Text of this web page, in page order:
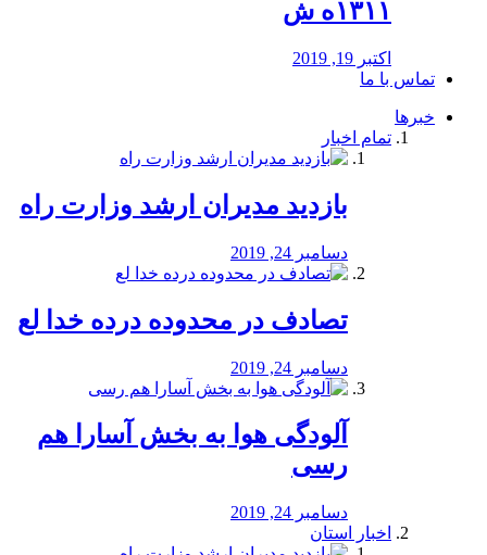
۱۳۱۱ه ش
اکتبر 19, 2019
تماس با ما
خبرها
تمام اخبار
بازدید مدیران ارشد وزارت راه
دسامبر 24, 2019
تصادف در محدوده درده خدا لع
دسامبر 24, 2019
آلودگی هوا به بخش آسارا هم
رسی
دسامبر 24, 2019
اخبار استان